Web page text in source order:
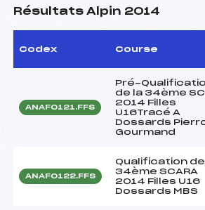
Résultats Alpin 2014
Codex Course
ANAF0121.FFS
Pré-
de la 34ème
2014 Filles
U16Tracé A
Dossards
Gourmand
ANAF0122.FFS
Qualification de
34ème SCARA
2014 Filles U16
Dossards MBS